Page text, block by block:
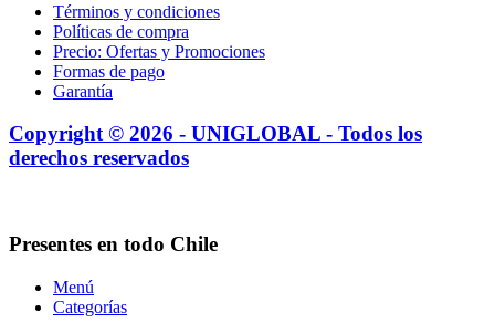
Términos y condiciones
Políticas de compra
Precio: Ofertas y Promociones
Formas de pago
Garantía
Copyright © 2026 - UNIGLOBAL - Todos los
derechos reservados
Presentes en todo Chile
Menú
Categorías